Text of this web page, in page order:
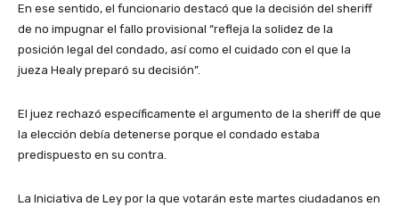
En ese sentido, el funcionario destacó que la decisión del sheriff
de no impugnar el fallo provisional “refleja la solidez de la
posición legal del condado, así como el cuidado con el que la
jueza Healy preparó su decisión”.
El juez rechazó específicamente el argumento de la sheriff de que
la elección debía detenerse porque el condado estaba
predispuesto en su contra.
La Iniciativa de Ley por la que votarán este martes ciudadanos en